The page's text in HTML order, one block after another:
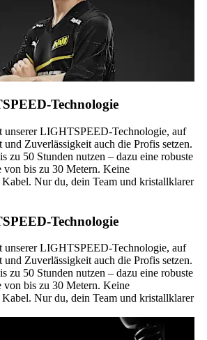
Technologie
unserer LIGHTSPEED-Technologie, auf
Zuverlässigkeit auch die Profis setzen.
zu 50 Stunden nutzen – dazu eine robuste
von bis zu 30 Metern. Keine
Nur du, dein Team und kristallklarer
Technologie
unserer LIGHTSPEED-Technologie, auf
Zuverlässigkeit auch die Profis setzen.
zu 50 Stunden nutzen – dazu eine robuste
von bis zu 30 Metern. Keine
Nur du, dein Team und kristallklarer